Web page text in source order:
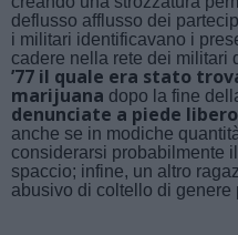
deflusso afflusso dei
i militari identificavano i
cadere nella rete dei militari
’77 il quale era stato
marijuana dopo la fine
denunciate a piede
anche se in modiche
considerarsi probabilmente
spaccio; infine, un altro
abusivo di coltello di genere